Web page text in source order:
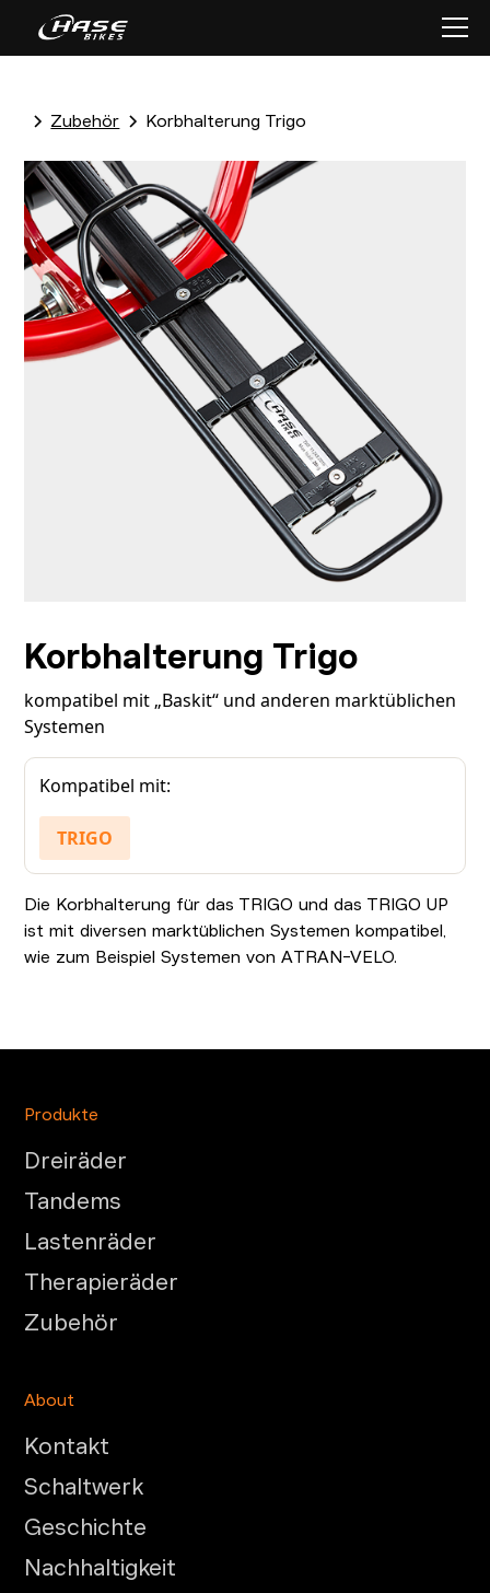
Zubehör Korbhalterung Trigo
Korbhalterung Trigo
kompatibel mit „Baskit“ und anderen marktüblichen
Systemen
Kompatibel mit:
TRIGO
Die Korbhalterung für das TRIGO und das TRIGO UP
ist mit diversen marktüblichen Systemen kompatibel,
wie zum Beispiel Systemen von ATRAN-VELO.
Produkte
Dreiräder
Tandems
Lastenräder
Therapieräder
Zubehör
About
Kontakt
Schaltwerk
Geschichte
Nachhaltigkeit